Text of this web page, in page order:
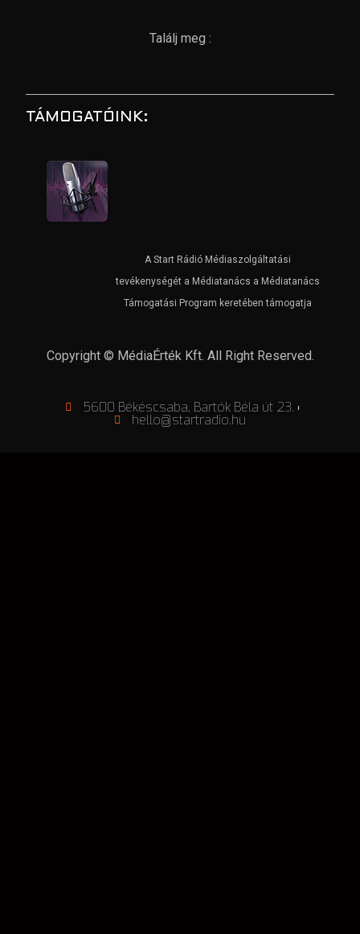
Találj meg :
TÁMOGATÓINK:
A Start Rádió Médiaszolgáltatási
tevékenységét a Médiatanács a Médiatanács
Támogatási Program keretében támogatja
Copyright © MédiaÉrték Kft. All Right Reserved.
5600 Békéscsaba, Bartók Béla út 23.
hello@startradio.hu